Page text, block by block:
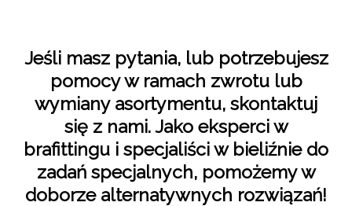
Jeśli masz pytania, lub potrzebujesz
pomocy w ramach zwrotu lub
wymiany asortymentu, skontaktuj
się z nami. Jako eksperci w
brafittingu i specjaliści w bieliźnie do
zadań specjalnych, pomożemy w
doborze alternatywnych rozwiązań!